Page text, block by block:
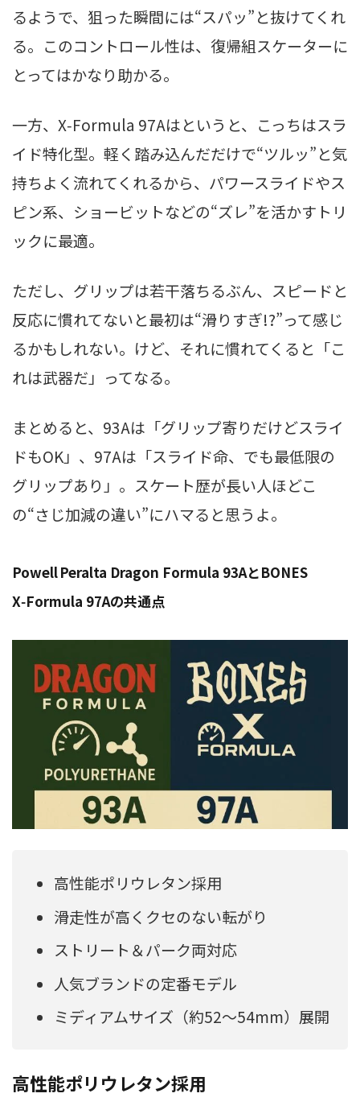
るようで、狙った瞬間には“スパッ”と抜けてくれ
る。このコントロール性は、復帰組スケーターに
とってはかなり助かる。
一方、X‑Formula 97Aはというと、こっちはスラ
イド特化型。軽く踏み込んだだけで“ツルッ”と気
持ちよく流れてくれるから、パワースライドやス
ピン系、ショービットなどの“ズレ”を活かすトリ
ックに最適。
ただし、グリップは若干落ちるぶん、スピードと
反応に慣れてないと最初は“滑りすぎ!?”って感じ
るかもしれない。けど、それに慣れてくると「こ
れは武器だ」ってなる。
まとめると、93Aは「グリップ寄りだけどスライ
ドもOK」、97Aは「スライド命、でも最低限の
グリップあり」。スケート歴が長い人ほどこ
の“さじ加減の違い”にハマると思うよ。
Powell Peralta Dragon Formula 93AとBONES
X‑Formula 97Aの共通点
高性能ポリウレタン採用
滑走性が高くクセのない転がり
ストリート＆パーク両対応
人気ブランドの定番モデル
ミディアムサイズ（約52～54mm）展開
高性能ポリウレタン採用